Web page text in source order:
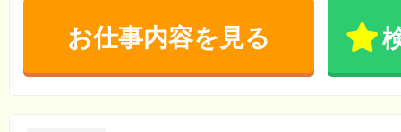
お仕事内容を見る